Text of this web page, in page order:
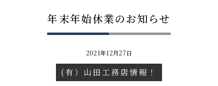
年末年始休業のお知らせ
2021年12月27日
(有）山田工務店情報！